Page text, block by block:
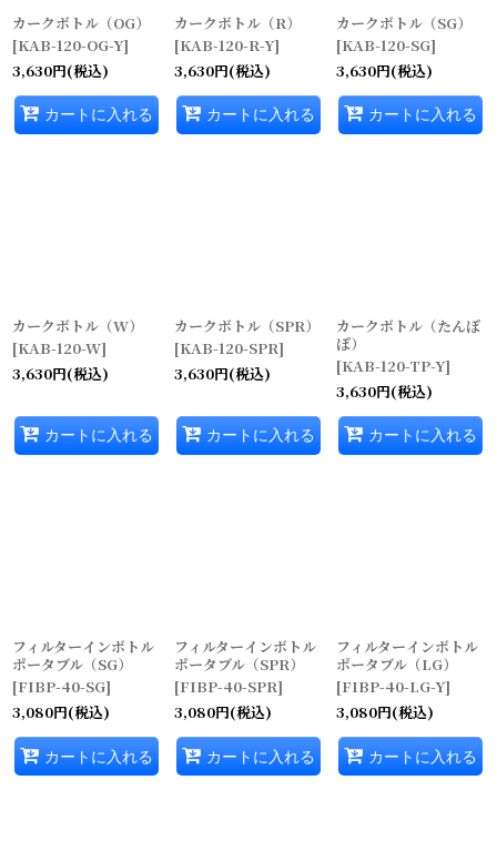
カークボトル（OG）
[KAB-120-OG-Y]
3,630円(税込)
カートに入れる
カークボトル（R）
[KAB-120-R-Y]
3,630円(税込)
カートに入れる
カークボトル（SG）
[KAB-120-SG]
3,630円(税込)
カートに入れる
カークボトル（W）
[KAB-120-W]
3,630円(税込)
カートに入れる
カークボトル（SPR）
[KAB-120-SPR]
3,630円(税込)
カートに入れる
カークボトル（たんぽ
ぽ）
[KAB-120-TP-Y]
3,630円(税込)
カートに入れる
フィルターインボトル
ポータブル（SG）
[FIBP-40-SG]
3,080円(税込)
カートに入れる
フィルターインボトル
ポータブル（SPR）
[FIBP-40-SPR]
3,080円(税込)
カートに入れる
フィルターインボトル
ポータブル（LG）
[FIBP-40-LG-Y]
3,080円(税込)
カートに入れる